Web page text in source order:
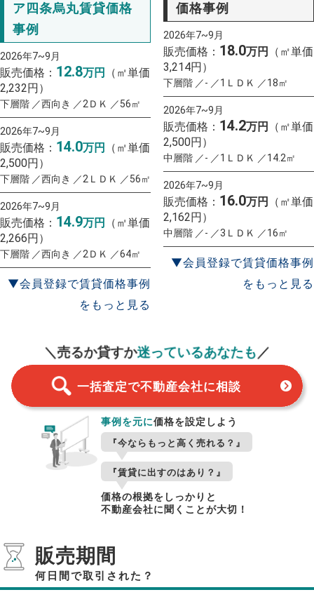
ア四条烏丸賃貸価格
事例
2026年7~9月
販売価格： 12.8万円
（㎡単価
2,232円）
下層階 ／西向き ／2ＤＫ ／56㎡
2026年7~9月
販売価格： 14.0万円
（㎡単価
2,500円）
下層階 ／西向き ／2ＬＤＫ ／56㎡
2026年7~9月
販売価格： 14.9万円
（㎡単価
2,266円）
下層階 ／西向き ／2ＤＫ ／64㎡
▼会員登録で賃貸価格事例
をもっと見る
価格事例
2026年7~9月
販売価格： 18.0万円
（㎡単価
3,214円）
下層階 ／- ／1ＬＤＫ ／18㎡
2026年7~9月
販売価格： 14.2万円
（㎡単価
2,500円）
中層階 ／- ／1ＬＤＫ ／14.2㎡
2026年7~9月
販売価格： 16.0万円
（㎡単価
2,162円）
中層階 ／- ／3ＬＤＫ ／16㎡
▼会員登録で賃貸価格事例
をもっと見る
＼売るか貸すか迷っているあなたも／
一括査定で不動産会社に相談
事例を元に価格を設定しよう
『今ならもっと高く売れる？』
『賃貸に出すのはあり？』
価格の根拠をしっかりと
不動産会社に聞くことが大切！
販売期間
何日間で取引された？